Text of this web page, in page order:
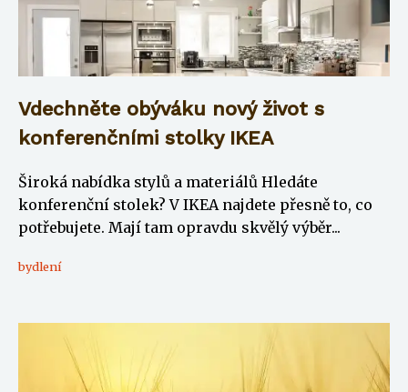
Vdechněte obýváku nový život s
konferenčními stolky IKEA
Široká nabídka stylů a materiálů Hledáte
konferenční stolek? V IKEA najdete přesně to, co
potřebujete. Mají tam opravdu skvělý výběr...
bydlení